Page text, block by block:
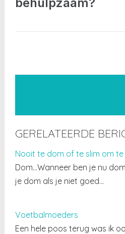
GERELATEERDE
Nooit te dom of te slim om te
Dom…Wanneer ben je nu
je dom als je niet goed…
Voetbalmoeders
Een hele poos terug was ik